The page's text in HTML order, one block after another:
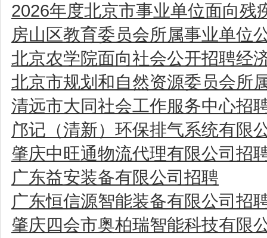
2026年度北京市事业单位面向残
房山区教育委员会所属事业单位
北京农学院面向社会公开招聘经
北京市规划和自然资源委员会所
清远市大同社会工作服务中心招
邝记（清新）环保排气系统有限
肇庆中旺通物流代理有限公司招
广东益安装备有限公司招聘
广东恒信源智能装备有限公司招
肇庆四会市奥柏瑞智能科技有限